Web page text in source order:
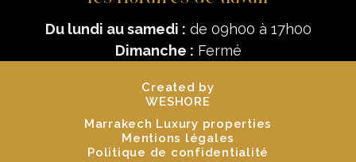
Du lundi au samedi : de 09h00 à 17h00
Dimanche : Fermé
Created by
WESHORE
Marrakech Luxury properties
Mentions légales
Politique de confidentialité